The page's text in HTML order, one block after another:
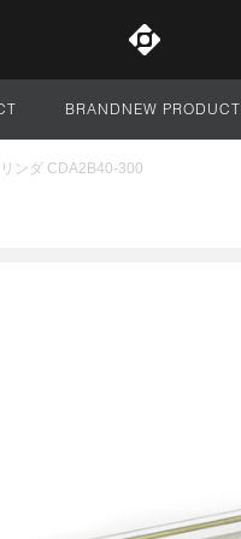
BRANDNEW PRODUCT
ンダ CDA2B40-300